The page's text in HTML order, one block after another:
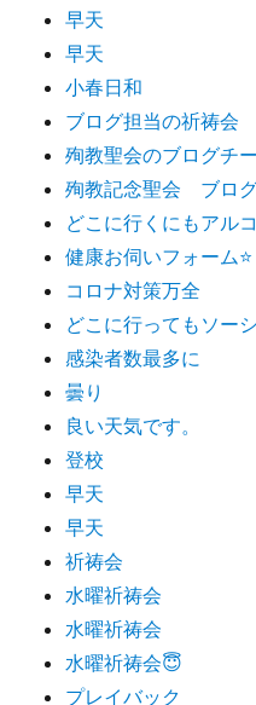
早天
早天
小春日和
ブログ担当の祈祷会
殉教聖会のブログチ
殉教記念聖会 ブロ
どこに行くにもアル
健康お伺いフォーム⭐️
コロナ対策万全
どこに行ってもソー
感染者数最多に
曇り
良い天気です。
登校
早天
早天
祈祷会
水曜祈祷会
水曜祈祷会
水曜祈祷会😇
プレイバック